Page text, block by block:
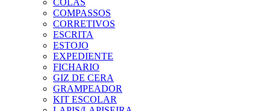
COLAS
COMPASSOS
CORRETIVOS
ESCRITA
ESTOJO
EXPEDIENTE
FICHARIO
GIZ DE CERA
GRAMPEADOR
KIT ESCOLAR